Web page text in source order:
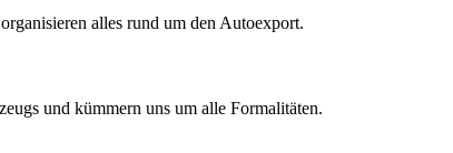
alles rund um den Autoexport.
und kümmern uns um alle Formalitäten.